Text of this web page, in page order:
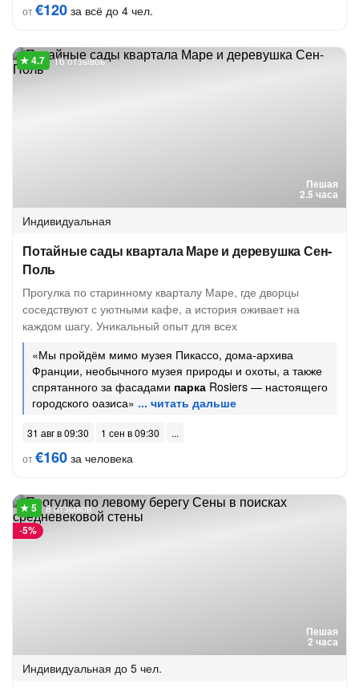
от€120 за всё до 4 чел.
Пешая
2.5 часа
16 отзывов
Индивидуальная
Потайные сады квартала Маре и деревушка Сен-
Поль
Прогулка по старинному кварталу Маре, где дворцы
соседствуют с уютными кафе, а история оживает на
каждом шагу. Уникальный опыт для всех
«Мы пройдём мимо музея Пикассо, дома-архива
Франции, необычного музея природы и охоты, а также
спрятанного за фасадами парка Rosiers — настоящего
городского оазиса»
31 авг в 09:30
1 сен в 09:30
от€160 за человека
Пешая
2 часа
-5%
8 отзывов
Индивидуальная до 5 чел.